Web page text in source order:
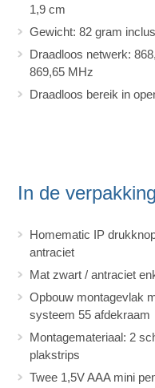
1,9 cm
Gewicht: 82 gram
Draadloos netwerk:
869,65 MHz
Draadloos bereik in
In de verpakking
Homematic IP
antraciet
Mat zwart / antraciet
Opbouw montagevlak
systeem 55 afdekraam
Montagemateriaal: 2
plakstrips
Twee 1,5V AAA mini